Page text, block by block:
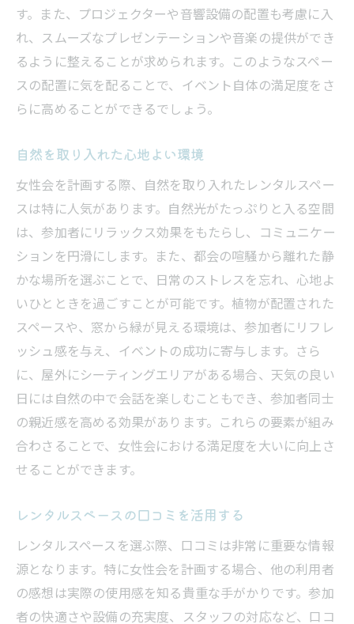
す。また、プロジェクターや音響設備の配置も考慮に入
れ、スムーズなプレゼンテーションや音楽の提供ができ
るように整えることが求められます。このようなスペー
スの配置に気を配ることで、イベント自体の満足度をさ
らに高めることができるでしょう。
自然を取り入れた心地よい環境
女性会を計画する際、自然を取り入れたレンタルスペー
スは特に人気があります。自然光がたっぷりと入る空間
は、参加者にリラックス効果をもたらし、コミュニケー
ションを円滑にします。また、都会の喧騒から離れた静
かな場所を選ぶことで、日常のストレスを忘れ、心地よ
いひとときを過ごすことが可能です。植物が配置された
スペースや、窓から緑が見える環境は、参加者にリフレ
ッシュ感を与え、イベントの成功に寄与します。さら
に、屋外にシーティングエリアがある場合、天気の良い
日には自然の中で会話を楽しむこともでき、参加者同士
の親近感を高める効果があります。これらの要素が組み
合わさることで、女性会における満足度を大いに向上さ
せることができます。
レンタルスペースの口コミを活用する
レンタルスペースを選ぶ際、口コミは非常に重要な情報
源となります。特に女性会を計画する場合、他の利用者
の感想は実際の使用感を知る貴重な手がかりです。参加
者の快適さや設備の充実度、スタッフの対応など、口コ